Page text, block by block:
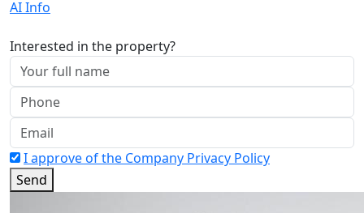
AI Info
Interested in the property?
I approve of the Company Privacy Policy
Send